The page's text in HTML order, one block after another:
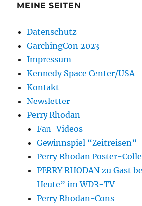
MEINE SEITEN
Datenschutz
GarchingCon 2023
Impressum
Kennedy Space Center/USA
Kontakt
Newsletter
Perry Rhodan
Fan-Videos
Gewinnspiel “Zeitreisen”
Perry Rhodan Poster-
PERRY RHODAN zu Gast
Heute” im WDR-TV
Perry Rhodan-Cons